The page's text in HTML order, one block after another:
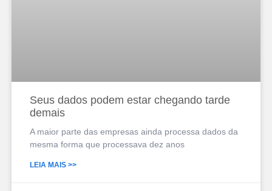
Seus dados podem estar chegando tarde
demais
A maior parte das empresas ainda processa dados da
mesma forma que processava dez anos
LEIA MAIS >>